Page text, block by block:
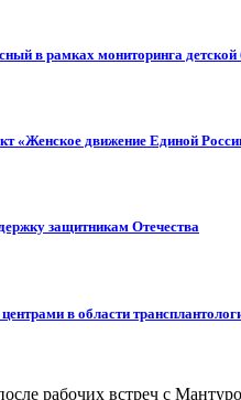
в рамках мониторинга детской
«Женское движение Единой
защитникам Отечества
в области